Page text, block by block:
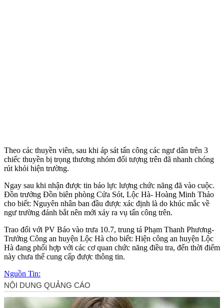
Theo các thuyền viên, sau khi áp sát tấn công các ngư dân trên 3
chiếc thuyền bị trọng thương nhóm đối tượng trên đã nhanh chóng
rút khỏi hiện trường.
Ngay sau khi nhận được tin báo lực lượng chức năng đã vào cuộc.
Đồn trưởng Đồn biên phòng Cửa Sót, Lộc Hà- Hoàng Minh Thảo
cho biết: Nguyên nhân ban đầu được xác định là do khúc mắc về
ngư trường đánh bắt nên mới xảy ra vụ tấn công trên.
Trao đổi với PV Báo vào trưa 10.7, trung tá Phạm Thanh Phương-
Trưởng Công an huyện Lộc Hà cho biết: Hiện công an huyện Lộc
Hà đang phối hợp với các cơ quan chức năng điều tra, đến thời điểm
này chưa thể cung cấp được thông tin.
Nguồn Tin: